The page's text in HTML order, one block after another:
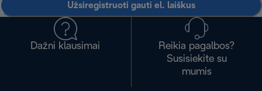
Užsiregistruoti gauti el. laiškus
Dažni klausimai
Reikia pagalbos?
Susisiekite su
mumis